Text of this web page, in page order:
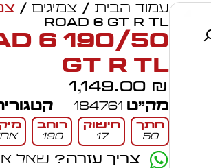
עמוד הבית/ צמיגים/
ROAD 6 GT R TL
6
GT R TL
1,149.00 ₪
מק״ט 184761
חתך
50
חישוק
17
רוחב
190
צריך עזרה? שאל